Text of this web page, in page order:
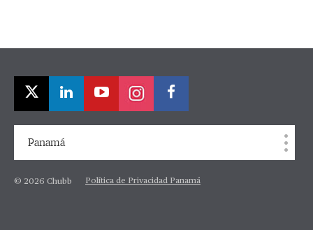
Panamá
© 2026 Chubb Política de Privacidad Panamá